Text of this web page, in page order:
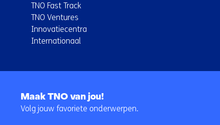
TNO Fast Track
TNO Ventures
Innovatiecentra
Internationaal
navigatie
Maak TNO van jou!
Volg jouw favoriete onderwerpen.